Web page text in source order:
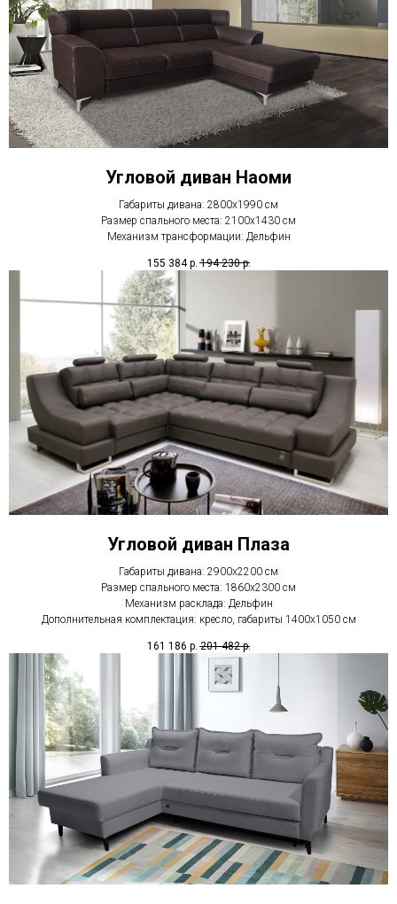
Угловой диван Наоми
Габариты дивана: 2800х1990 см
Размер спального места: 2100х1430 см
Механизм трансформации: Дельфин
155 384 р. 194 230 р.
Угловой диван Плаза
Габариты дивана: 2900х2200 см
Размер спального места: 1860х2300 см
Механизм расклада: Дельфин
Дополнительная комплектация: кресло, габариты 1400х1050 см
161 186 р. 201 482 р.